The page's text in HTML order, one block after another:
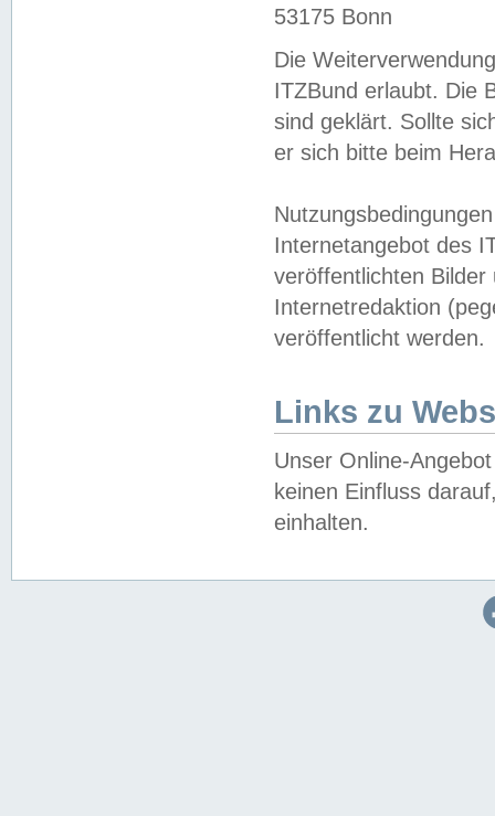
53175 Bonn
Die
ITZBund erlaubt. Die
sind geklärt. Sollte
er sich bitte beim
Internetangebot des
veröffentlichten
Internetredaktion
veröffentlicht werden.
Links zu
Unser Online-
keinen Einfluss
einhalten.